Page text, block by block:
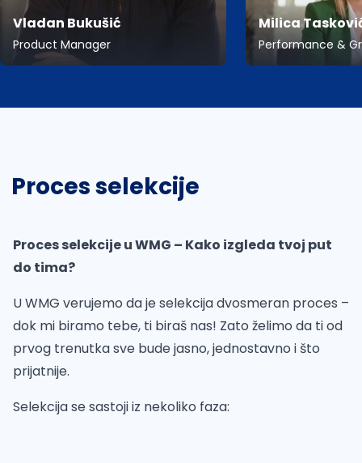
Vladan Bukušić
Product Manager
Milica
Performance &
Proces selekcije
Proces selekcije u WMG – Kako izgleda tvoj put
do tima?
U WMG verujemo da je selekcija dvosmeran proces –
dok mi biramo tebe, ti biraš nas! Zato želimo da ti od
prvog trenutka sve bude jasno, jednostavno i što
prijatnije.
Selekcija se sastoji iz nekoliko faza: